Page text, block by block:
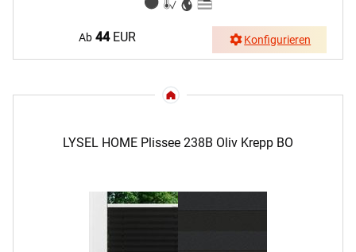
Ab 44EUR Konfigurieren
LYSEL HOME Plissee 238B Oliv Krepp BO